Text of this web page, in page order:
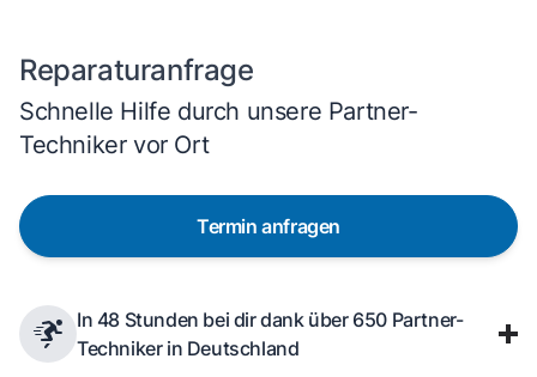
Reparaturanfrage
Schnelle Hilfe durch unsere Partner-
Techniker vor Ort
Termin anfragen
In 48 Stunden bei dir dank über 650 Partner-
Techniker in Deutschland